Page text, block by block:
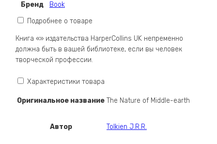
Middle-
earth
Бренд
Book
Подробнее о товаре
Книга «» издательства HarperCollins UK непременно
должна быть в вашей библиотеке, если вы человек
творческой профессии.
Характеристики товара
Оригинальное название The Nature of Middle-earth
Автор Tolkien J.R.R.